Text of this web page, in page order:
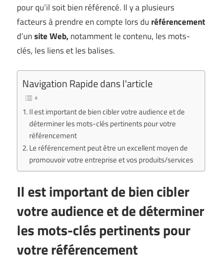
pour qu’il soit bien référencé. Il y a plusieurs
facteurs à prendre en compte lors du référencement
d’unsite Web,notamment le contenu, les mots-
clés, les liens et les balises.
Navigation Rapide dans l'article
Il est important de bien cibler votre audience et de
déterminer les mots-clés pertinents pour votre
référencement
Le référencement peut être un excellent moyen de
promouvoir votre entreprise et vos produits/services
Il est important de bien cibler
votre audience et de déterminer
les mots-clés pertinents pour
votre référencement